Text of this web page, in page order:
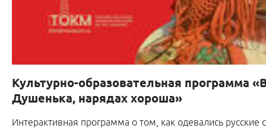
Культурно-образовательная программа
Душенька, нарядах хороша»
Интерактивная программа о том, как одевались русские